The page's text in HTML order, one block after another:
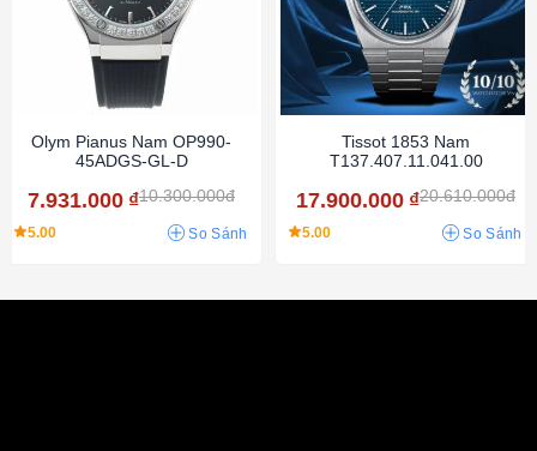
Olym Pianus Nam OP990-
45ADGS-GL-D
7.931.000 ₫10.300.000đ
5.00 So Sánh
Tissot 1853 Nam
T137.407.11.041.00
17.900.000 ₫20.610.000đ
5.00 So Sánh